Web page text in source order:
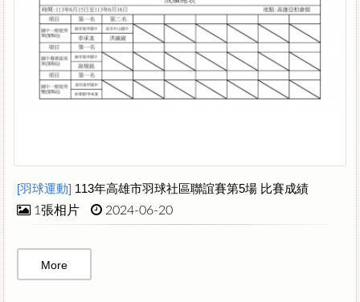
[羽球運動] 113年高雄市羽球社區聯誼賽第5場 比賽成績
1張相片 2024-06-20
More